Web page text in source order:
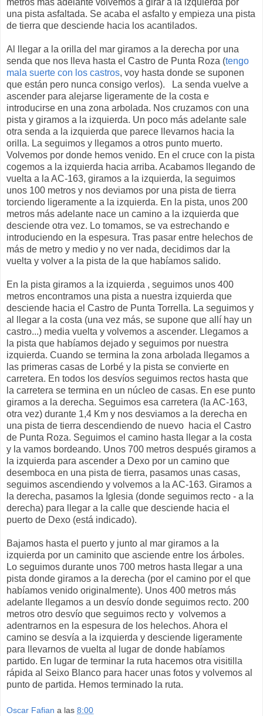
metros más adelante volvemos a girar a la izquierda por
una pista asfaltada. Se acaba el asfalto y empieza una pista
de tierra que desciende hacia los acantilados.
Al llegar a la orilla del mar giramos a la derecha por una
senda que nos lleva hasta el Castro de Punta Roza (tengo
mala suerte con los castros, voy hasta donde se suponen
que están pero nunca consigo verlos). La senda vuelve a
ascender para alejarse ligeramente de la costa e
introducirse en una zona arbolada. Nos cruzamos con una
pista y giramos a la izquierda. Un poco más adelante sale
otra senda a la izquierda que parece llevarnos hacia la
orilla. La seguimos y llegamos a otros punto muerto.
Volvemos por donde hemos venido. En el cruce con la pista
cogemos a la izquierda hacia arriba. Acabamos llegando de
vuelta a la AC-163, giramos a la izquierda, la seguimos
unos 100 metros y nos deviamos por una pista de tierra
torciendo ligeramente a la izquierda. En la pista, unos 200
metros más adelante nace un camino a la izquierda que
desciende otra vez. Lo tomamos, se va estrechando e
introduciendo en la espesura. Tras pasar entre helechos de
más de metro y medio y no ver nada, decidimos dar la
vuelta y volver a la pista de la que habíamos salido.
En la pista giramos a la izquierda , seguimos unos 400
metros encontramos una pista a nuestra izquierda que
desciende hacia el Castro de Punta Torrella. La seguimos y
al llegar a la costa (una vez más, se supone que allí hay un
castro...) media vuelta y volvemos a ascender. Llegamos a
la pista que habíamos dejado y seguimos por nuestra
izquierda. Cuando se termina la zona arbolada llegamos a
las primeras casas de Lorbé y la pista se convierte en
carretera. En todos los desvíos seguimos rectos hasta que
la carretera se termina en un núcleo de casas. En ese punto
giramos a la derecha. Seguimos esa carretera (la AC-163,
otra vez) durante 1,4 Km y nos desviamos a la derecha en
una pista de tierra descendiendo de nuevo hacia el Castro
de Punta Roza. Seguimos el camino hasta llegar a la costa
y la vamos bordeando. Unos 700 metros después giramos a
la izquierda para ascender a Dexo por un camino que
desemboca en una pista de tierra, pasamos unas casas,
seguimos ascendiendo y volvemos a la AC-163. Giramos a
la derecha, pasamos la Iglesia (donde seguimos recto - a la
derecha) para llegar a la calle que desciende hacia el
puerto de Dexo (está indicado).
Bajamos hasta el puerto y junto al mar giramos a la
izquierda por un caminito que asciende entre los árboles.
Lo seguimos durante unos 700 metros hasta llegar a una
pista donde giramos a la derecha (por el camino por el que
habíamos venido originalmente). Unos 400 metros más
adelante llegamos a un desvío donde seguimos recto. 200
metros otro desvío que seguimos recto y volvemos a
adentrarnos en la espesura de los helechos. Ahora el
camino se desvía a la izquierda y desciende ligeramente
para llevarnos de vuelta al lugar de donde habíamos
partido. En lugar de terminar la ruta hacemos otra visitilla
rápida al Seixo Blanco para hacer unas fotos y volvemos al
punto de partida. Hemos terminado la ruta.
Oscar Fafian a las 8:00